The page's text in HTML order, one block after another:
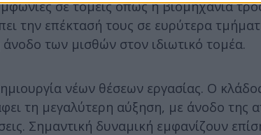
σε τομείς όπως η βιομηχανία
την επέκτασή τους σε ευρύτερα
των μισθών στον ιδιωτικό τομέα.
νέων θέσεων εργασίας. Ο
τη μεγαλύτερη αύξηση, με άνοδο της
Σημαντική δυναμική εμφανίζουν